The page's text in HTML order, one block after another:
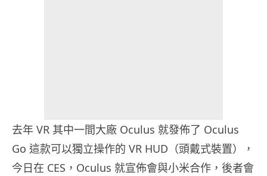
去年 VR 其中一間大廠 Oculus 就發佈了 Oculus
Go 這款可以獨立操作的 VR HUD（頭戴式裝置），
今日在 CES，Oculus 就宣佈會與小米合作，後者會